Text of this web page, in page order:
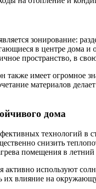
зонирование:
в центре дома
пространство, в
также имеет огромное
материалов
дома
технологий
снизить
помещения в летний
активно используют
влияние на